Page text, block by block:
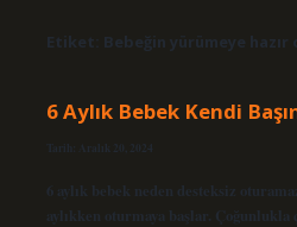
Etiket: Bebeğin yürümeye hazır
6 Aylık Bebek Kendi
Tarih: Aralık 20, 2024
6 aylık bebek neden desteksiz
aylıkken oturmaya başlar.